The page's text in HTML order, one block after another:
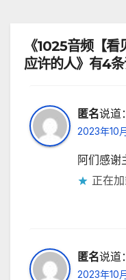
航
《1025音频【
应许的人》有4
匿名说道：
2023年10
阿们感谢
正在
匿名说道：
2023年10